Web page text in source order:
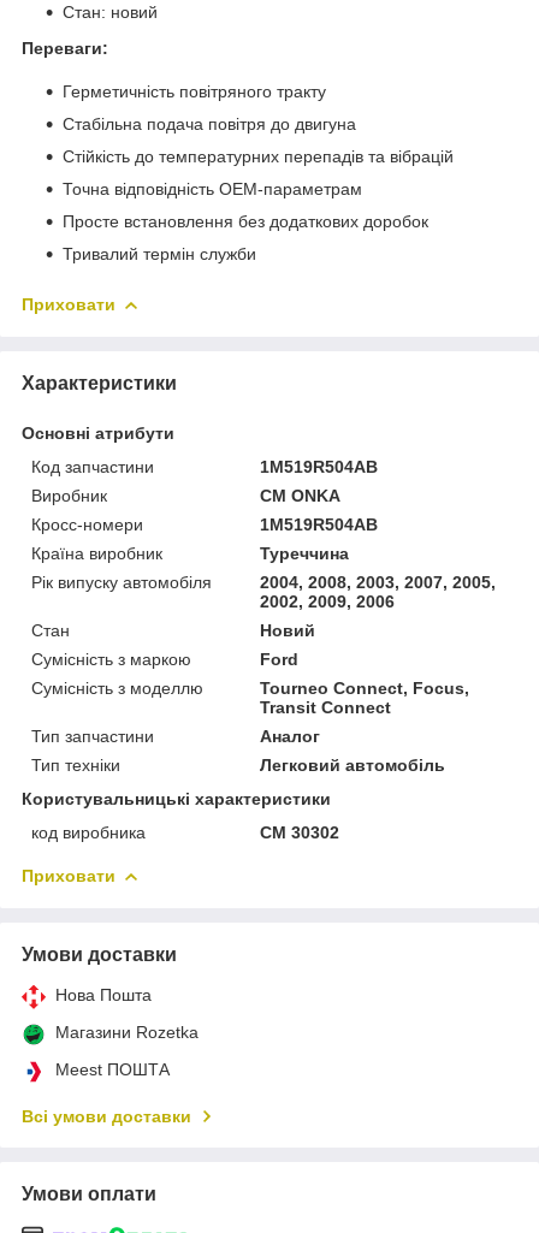
Стан: новий
Переваги:
Герметичність повітряного тракту
Стабільна подача повітря до двигуна
Стійкість до температурних перепадів та вібрацій
Точна відповідність OEM-параметрам
Просте встановлення без додаткових доробок
Тривалий термін служби
Приховати
Характеристики
Основні атрибути
Код запчастини
1M519R504AB
Виробник
CM ONKA
Кросс-номери
1M519R504AB
Країна виробник
Туреччина
Рік випуску автомобіля
2004, 2008, 2003, 2007, 2005,
2002, 2009, 2006
Стан
Новий
Сумісність з маркою
Ford
Сумісність з моделлю
Tourneo Connect, Focus,
Transit Connect
Тип запчастини
Аналог
Тип техніки
Легковий автомобіль
Користувальницькі характеристики
код виробника
CM 30302
Приховати
Умови доставки
Нова Пошта
Магазини Rozetka
Meest ПОШТА
Всі умови доставки
Умови оплати